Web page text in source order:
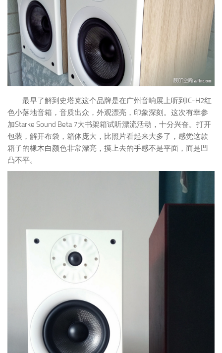
最早了解到史塔克这个品牌是在广州音响展上听到IC-H2红
色小落地音箱，音质出众，外观漂亮，印象深刻。这次有幸参
加Starke Sound Beta 7大书架箱试听漂流活动，十分兴奋。打开
包装，解开布袋，箱体庞大，比照片看起来大多了，感觉这款
箱子的橡木白颜色非常漂亮，摸上去的手感不是平面，而是凹
凸不平。